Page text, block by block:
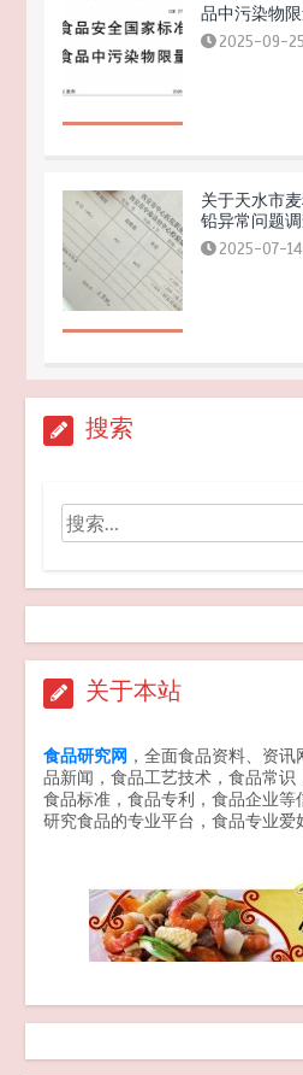
7家电商平台
2026-04-20
GB 2762-
品中污染物
2025-09-25
搜索
关于本站
食品研究网 ，全面食品资料、资
品新闻，食品工艺技术，食品常识
食品标准，食品专利，食品企业等
研究食品的专业平台，食品专业爱